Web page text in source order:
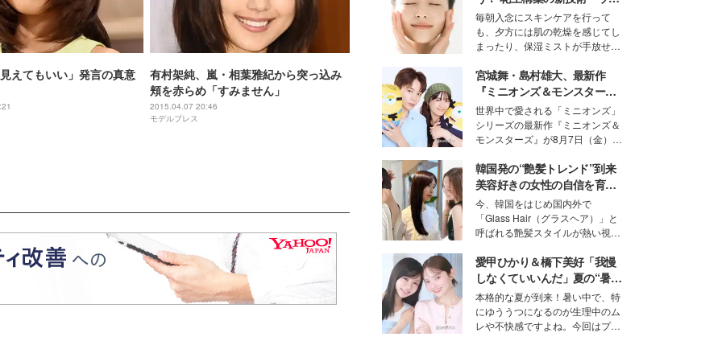
えてもいい」発言の真意
有村架純、嵐・相葉雅紀から突っ込み
頬を赤らめ「すみません」
2015.04.07 20:46
モデルプレス
個性に寄り添い、魅力を引き出す
衣装作りは、多くの女性たちに勇
気と自信を与え続けている。
ーターキャプチャリングスキ
ン（捕水肌）」がスキンケア
の常識を変える予感
毎朝入念にスキンケアを行って
も、夕方には肌の乾燥を感じてし
まったり、保湿ミストが手放せな
な美容の常識を大きく変える可能
性を秘めた、革新的な「Water
Capturing Skin（ウォーターキャ
プチャリングスキン：捕水肌）」
技術を、花王が構築した。
宮城舞・島村雄大、最新作
『ミニオンズ＆モンスター
ズ』の魅力熱弁 ハチャメチャ
だけじゃない“友情と絆”に感
動
世界中で愛される「ミニオンズ」
シリーズの最新作『ミニオンズ＆
モンスターズ』が8月7日（金）に
ニオン好き”という共通点を持つモ
デルの宮城舞と島村雄大の特別対
談をお届け！それぞれの視点か
ら、今作ならではの魅力や予想外
の感動をもたらす奥深いストーリ
ーについて熱く語り合ってもらっ
た。
韓国発の“艶髪トレンド”到来
美容好きの女性の自信を育む
「ヘアケア事情」って？
今、韓国をはじめ国内外で
「Glass Hair（グラスヘア）」と
呼ばれる艶髪スタイルが熱い視線
ションの完成度を高めるベースと
して、“髪そのものの美しさ”に改
めて注目する人が増えている様
子。今回は、そんな憧れの艶やか
な髪を日常で叶える、美容好きの
女性たちのヘアケア事情を紹介し
愛甲ひかり＆橋下美好「我慢
しなくていいんだ」夏の“暑さ
対策”の新しい選択肢とは？
本格的な夏が到来！暑い中で、特
にゆううつになるのが生理中のム
レや不快感ですよね。今回はプラ